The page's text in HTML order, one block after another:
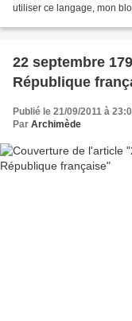
utiliser ce langage, mon
22 septembre
République
Publié le 21/09/2011 à
Par Archimède